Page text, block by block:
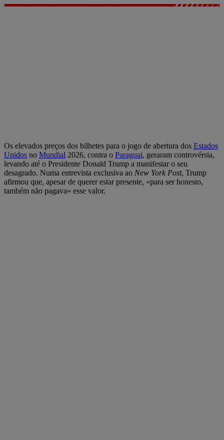
Os elevados preços dos bilhetes para o jogo de abertura dos Estados
Unidos no Mundial 2026, contra o Paraguai, geraram controvérsia,
levando até o Presidente Donald Trump a manifestar o seu
desagrado. Numa entrevista exclusiva ao New York Post, Trump
afirmou que, apesar de querer estar presente, «para ser honesto,
também não pagava» esse valor.